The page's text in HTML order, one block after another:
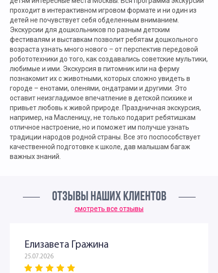
проходит в интерактивном игровом формате и ни один из
детей не почувствует себя обделенным вниманием.
Экскурсии для дошкольников по разным детским
фестивалям и выставкам позволит ребятам дошкольного
возраста узнать много нового – от перспектив передовой
робототехники до того, как создавались советские мультики,
любимые и ими. Экскурсия в питомник или на ферму
познакомит их с животными, которых сложно увидеть в
городе – енотами, оленями, ондатрами и другими. Это
оставит неизгладимое впечатление в детской психике и
привьет любовь к живой природе. Праздничная экскурсия,
например, на Масленицу, не только подарит ребятишкам
отличное настроение, но и поможет им получше узнать
традиции народов родной страны. Все это поспособствует
качественной подготовке к школе, дав малышам багаж
важных знаний.
ОТЗЫВЫ НАШИХ КЛИЕНТОВ
смотреть все отзывы
Елизавета Гражина
25.07.2026